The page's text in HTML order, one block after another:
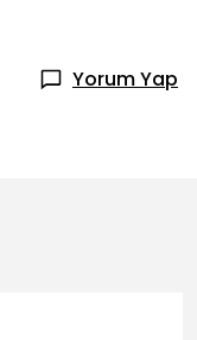
Yorum Yap